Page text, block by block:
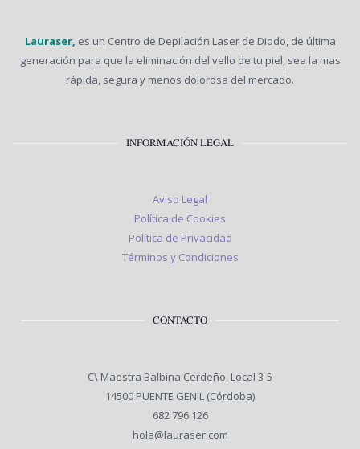
Lauraser, es un Centro de Depilación Laser de Diodo, de última
generación para que la eliminación del vello de tu piel, sea la mas
rápida, segura y menos dolorosa del mercado.
INFORMACIÓN LEGAL
Aviso Legal
Política de Cookies
Política de Privacidad
Términos y Condiciones
CONTACTO
C\ Maestra Balbina Cerdeño, Local 3-5
14500 PUENTE GENIL (Córdoba)
682 796 126
hola@lauraser.com